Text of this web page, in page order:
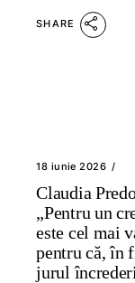
SHARE
18 iunie 2026
Claudia
„Pentru un
este cel mai
pentru că, în
jurul